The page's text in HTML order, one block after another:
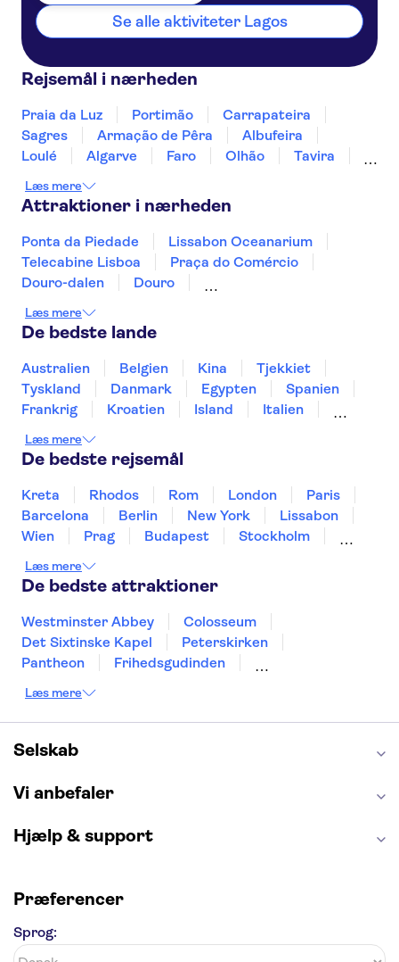
Se alle aktiviteter Lagos
Rejsemål i nærheden
Praia da Luz Portimão
Carrapateira
Sagres
Armação de Pêra
Albufeira
Loulé
Algarve Faro Olhão
Tavira
Læs mere
Attraktioner i nærheden
Ponta da Piedade
Lissabon Oceanarium
Telecabine Lisboa
Praça do Comércio
Douro-dalen
Douro
Jerónimos-klostret
Rua Augusta-buen
Calouste Gulbenkian Museum
Lisbon Zoo
Pena-slottet
Peneda-Geres National Park
Benagil-grotte
Læs mere
De bedste lande
Australien Belgien Kina
Tjekkiet
Tyskland
Danmark Egypten
Spanien
Frankrig
Kroatien Island
Italien
Sverige
Slovenien
Læs mere
De bedste rejsemål
Kreta Rhodos Rom London
Paris
Barcelona
Berlin New York
Lissabon
Wien
Prag Budapest
Stockholm
Aarhus
Helsingborg
Læs mere
De bedste attraktioner
Westminster Abbey
Colosseum
Det Sixtinske Kapel
Peterskirken
Pantheon
Frihedsgudinden
Moulin Rouge
Alcatraz
Elbphilharmonie
Yosemite National Park
Tivoli
Petra
Læs mere
Selskab
Vi anbefaler
Hjælp & support
Præferencer
Sprog: